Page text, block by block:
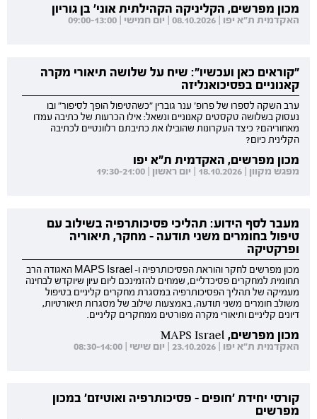
מכון מפרשים, הקליניקה הקהילתית אוני' בן גוריון
האקדמית ת"א יפו | 08.10.2026 | יום חמישי | 09:00-13:00
"קוראים כאן ועכשיו": שיח על שלושה תיאורי מקרה
קאנוניים בפסיכואנליזה
ערב השקה לספרו של פרופ' ענר גוברין "כשהטיפול הופך לסיפור" ובו
נעסוק בשלושה טקסטים קאנוניים ונשאל: אילו הכרעות של כתיבה עמדו
מאחוריהם? כיצד העקרונות שהובילו את כתיבתם רלוונטיים לכתיבה
הקלינית כיום?
מכון מפרשים, האקדמית ת"א יפו
מפגש מקוון | 18.10.2026 | יום ראשון | 19:30-21:00
מעבר לסף הידוע: תהליכי פסיכותרפיה בשילוב עם
טיפול בחומרים משני תודעה - מחקר, תיאוריה
ופרקטיקה
מכון מפרשים לחקר והוראת הפסיכותרפיה ו- MAPS Israel האגודה הרב
תחומית למחקרים פסיכדליים, שמחים להזמינכם ליום עיון שיוקדש לבחינה
מעמיקה של תהליך הפסיכותרפיה במסגרת מחקרים קליניים בטיפול
משולב חומרים משני תודעה, באמצעות שילוב של מסגרות תיאורטיות,
דיונים קליניים ותיאורי מקרה מפורטים ממחקרים קליניים.
מכון מפרשים, MAPS Israel
האקדמית ת"א יפו | 23.10.2026 | יום שישי | 08:30-14:00
קורסי יחידת 'חופים - פסיכותרפיה ואוטיזם' במכון
מפרשים